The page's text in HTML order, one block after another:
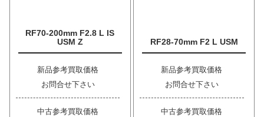
RF70-200mm F2.8 L IS
USM Z
新品参考買取価格
お問合せ下さい
中古参考買取価格
RF28-70mm F2 L USM
新品参考買取価格
お問合せ下さい
中古参考買取価格